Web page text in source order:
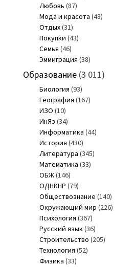
Любовь (87)
Мода и красота (48)
Отдых(31)
Покупки (43)
Семья (46)
Эммиграция (38)
Образование(3 011)
Биология (93)
География (167)
ИЗО (10)
ИнЯз (34)
Информатика (44)
История (430)
Литература (345)
Математика (33)
ОБЖ(146)
ОДНКНР (79)
Обществознание (140)
Окружающий мир (226)
Психология (367)
Русский язык(36)
Строительство (205)
Технология (52)
Физика (33)